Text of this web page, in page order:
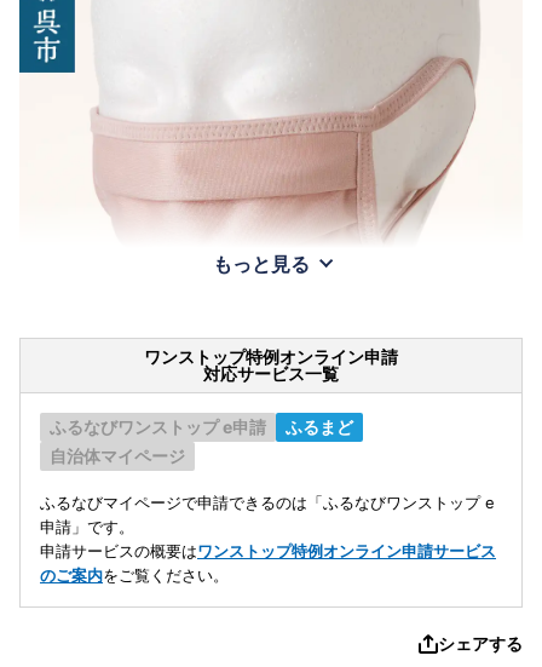
もっと見る
ワンストップ特例オンライン申請
対応サービス一覧
ふるなびワンストップ e申請
ふるまど
自治体マイページ
ふるなびマイページで申請できるのは「ふるなびワンストップ e
申請」です。
申請サービスの概要はワンストップ特例オンライン申請サービス
のご案内をご覧ください。
シェアする